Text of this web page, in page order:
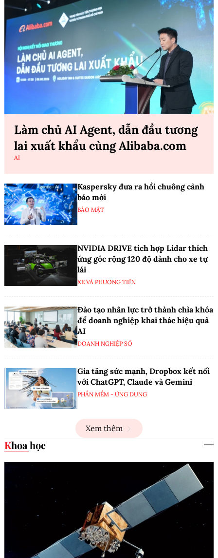
Làm chủ AI Agent, dẫn đầu tương
lai xuất khẩu cùng Alibaba.com
AI
Kaspersky đưa ra hồi chuông cảnh
báo mới
BẢO MẬT
NVIDIA DRIVE tích hợp Lidar thích
ứng góc rộng 120 độ dành cho xe tự
lái
XE VÀ PHƯƠNG TIỆN
Đào tạo nhân lực trở thành chìa khóa
để doanh nghiệp khai thác hiệu quả
AI
DOANH NGHIỆP SỐ
Gia tăng sức mạnh, Dropbox kết nối
với ChatGPT, Claude và Gemini
PHẦN MỀM - ỨNG DỤNG
Xem thêm
Khoa học